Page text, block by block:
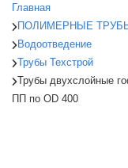
Главная
ПОЛИМЕРНЫЕ
Водоотведение
Трубы Техстрой
Трубы двухслойные
ПП по OD 400